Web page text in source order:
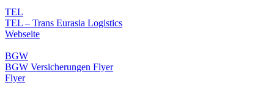
TEL
TEL – Trans Eurasia Logistics
Webseite
BGW
BGW Versicherungen Flyer
Flyer